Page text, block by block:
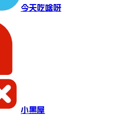
今天吃啥呀
小黑屋